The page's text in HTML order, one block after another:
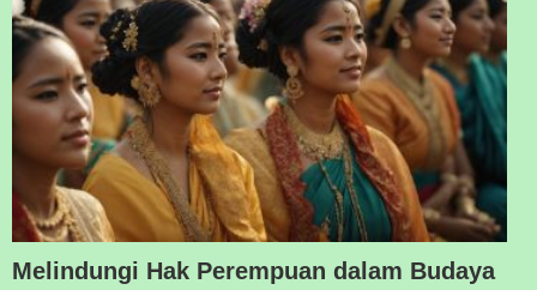
Melindungi Hak Perempuan dalam Budaya